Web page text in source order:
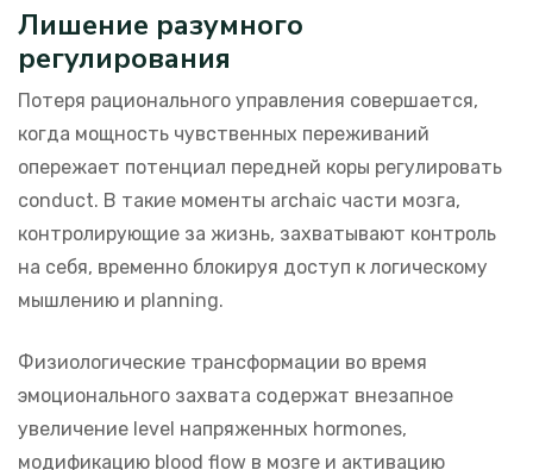
Лишение разумного
регулирования
Потеря рационального управления совершается,
когда мощность чувственных переживаний
опережает потенциал передней коры регулировать
conduct. В такие моменты archaic части мозга,
контролирующие за жизнь, захватывают контроль
на себя, временно блокируя доступ к логическому
мышлению и planning.
Физиологические трансформации во время
эмоционального захвата содержат внезапное
увеличение level напряженных hormones,
модификацию blood flow в мозге и активацию